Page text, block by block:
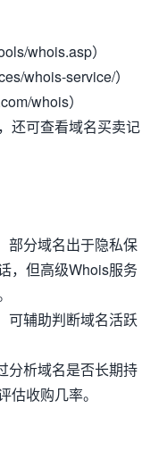
whois.asp）
whois-service/）
whois）
还可查看域名买卖记
部分域名出于隐私保
，但高级Whois服务
可辅助判断域名活跃
分析域名是否长期持
收购几率。